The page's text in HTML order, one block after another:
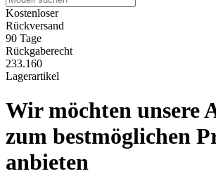
Kostenloser
Rückversand
90 Tage
Rückgaberecht
233.160
Lagerartikel
Wir möchten unsere
zum bestmöglichen
anbieten